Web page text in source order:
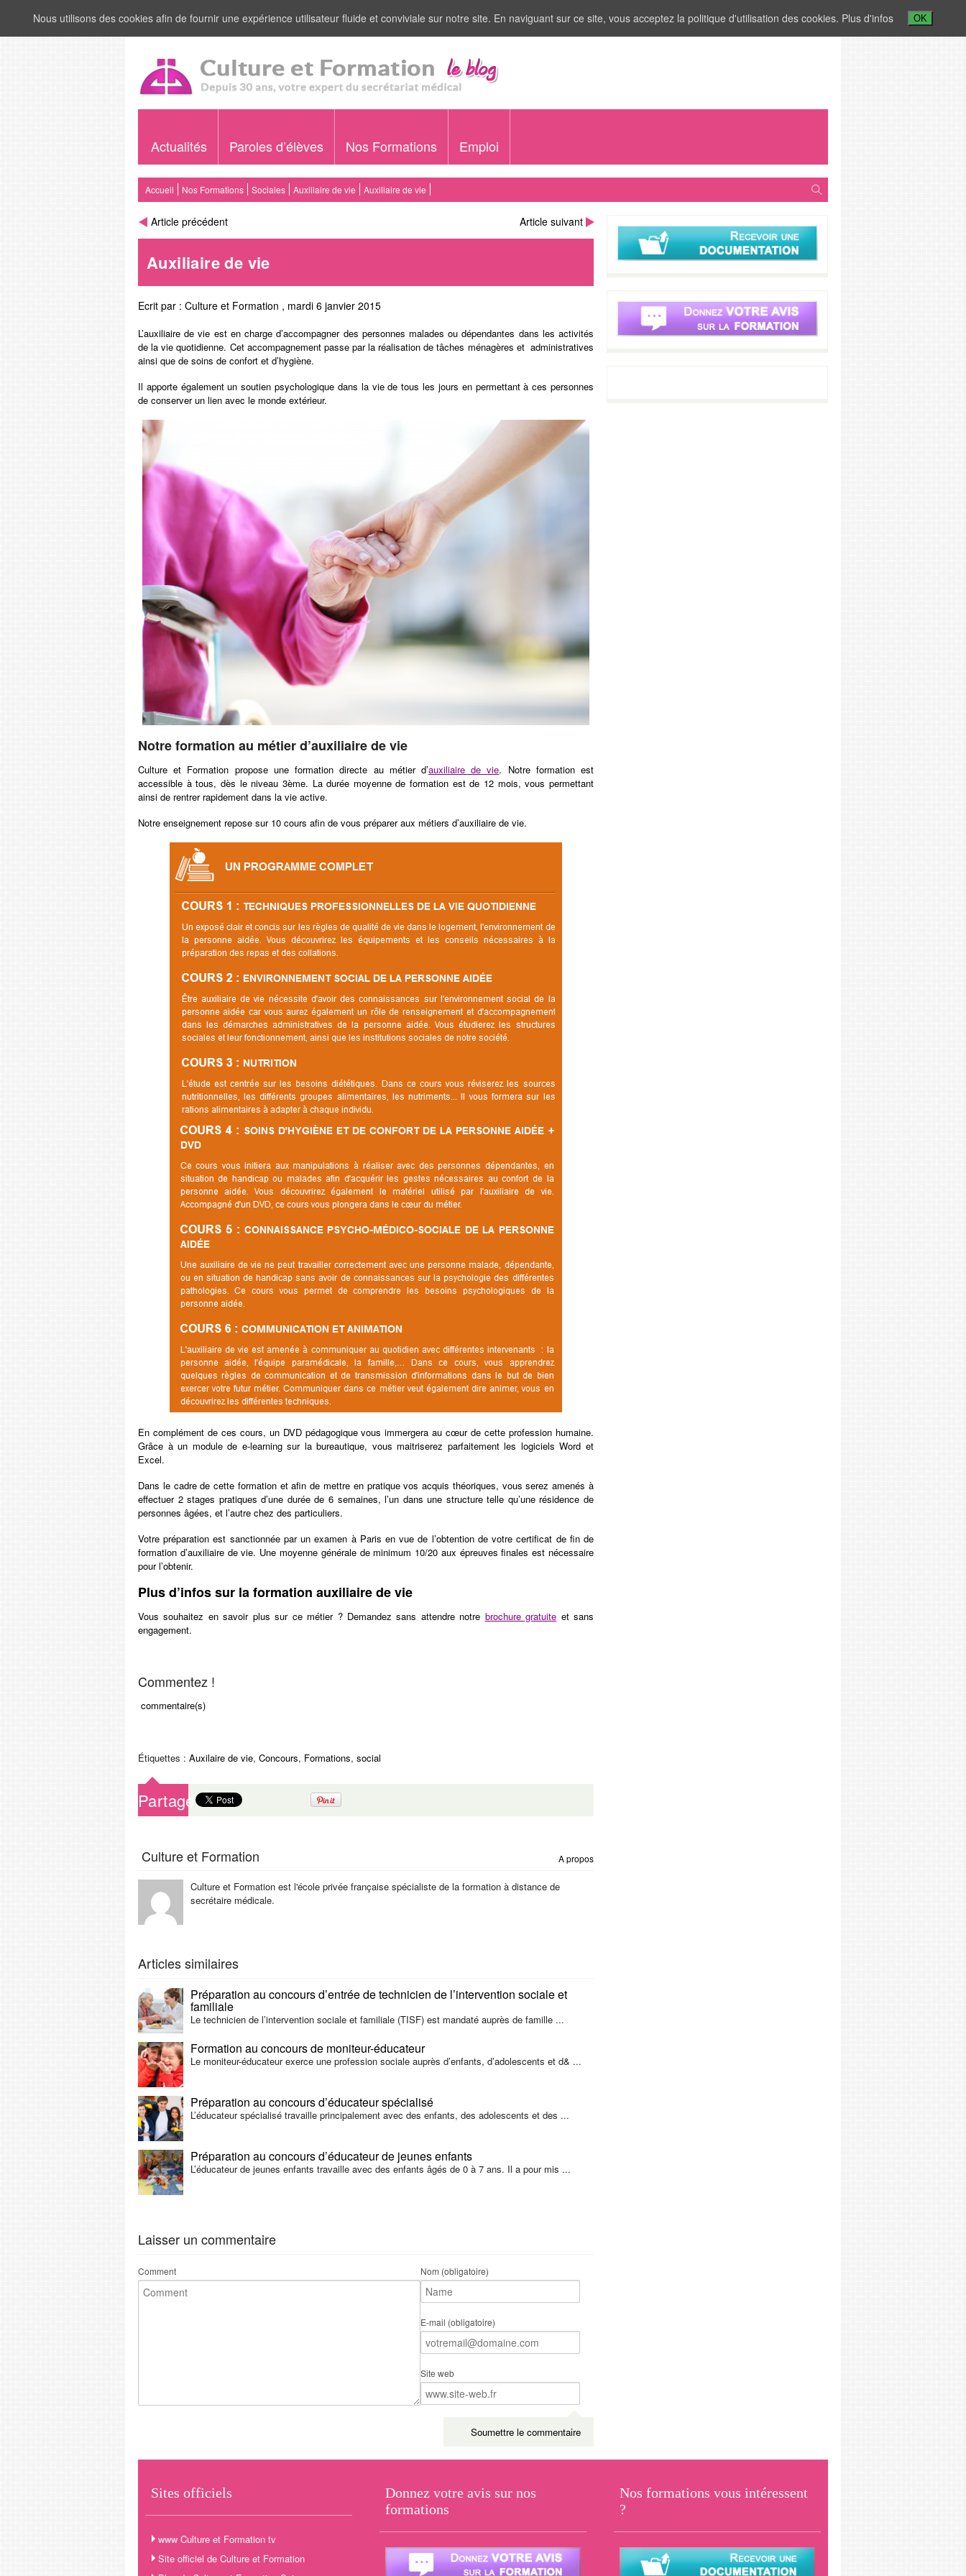
Actualités Paroles d’élèves Nos Formations Emploi
Accueil Nos Formations Sociales Auxiliaire de vie Auxiliaire de vie
Article précédent Article suivant
Auxiliaire de vie
Ecrit par : Culture et Formation , mardi 6 janvier 2015
L’auxiliaire de vie est en charge d’accompagner des personnes malades ou dépendantes dans les activités
de la vie quotidienne. Cet accompagnement passe par la réalisation de tâches ménagères et administratives
ainsi que de soins de confort et d’hygiène.
Il apporte également un soutien psychologique dans la vie de tous les jours en permettant à ces personnes
de conserver un lien avec le monde extérieur.
Notre formation au métier d’auxiliaire de vie
Culture et Formation propose une formation directe au métier d’auxiliaire de vie. Notre formation est
accessible à tous, dès le niveau 3ème. La durée moyenne de formation est de 12 mois, vous permettant
ainsi de rentrer rapidement dans la vie active.
Notre enseignement repose sur 10 cours afin de vous préparer aux métiers d’auxiliaire de vie.
En complément de ces cours, un DVD pédagogique vous immergera au cœur de cette profession humaine.
Grâce à un module de e-learning sur la bureautique, vous maitriserez parfaitement les logiciels Word et
Excel.
Dans le cadre de cette formation et afin de mettre en pratique vos acquis théoriques, vous serez amenés à
effectuer 2 stages pratiques d’une durée de 6 semaines, l’un dans une structure telle qu’une résidence de
personnes âgées, et l’autre chez des particuliers.
Votre préparation est sanctionnée par un examen à Paris en vue de l’obtention de votre certificat de fin de
formation d’auxiliaire de vie. Une moyenne générale de minimum 10/20 aux épreuves finales est nécessaire
pour l’obtenir.
Plus d’infos sur la formation auxiliaire de vie
Vous souhaitez en savoir plus sur ce métier ? Demandez sans attendre notre brochure gratuite et sans
engagement.
Commentez !
commentaire(s)
Étiquettes : Auxilaire de vie, Concours, Formations, social
Partagez
Culture et Formation A propos
Culture et Formation est l'école privée française spécialiste de la formation à distance de
secrétaire médicale.
Articles similaires
Préparation au concours d’entrée de technicien de l’intervention sociale et
familiale
Le technicien de l’intervention sociale et familiale (TISF) est mandaté auprès de famille ...
Formation au concours de moniteur-éducateur
Le moniteur-éducateur exerce une profession sociale auprès d’enfants, d’adolescents et d& ...
Préparation au concours d’éducateur spécialisé
L’éducateur spécialisé travaille principalement avec des enfants, des adolescents et des ...
Préparation au concours d’éducateur de jeunes enfants
L’éducateur de jeunes enfants travaille avec des enfants âgés de 0 à 7 ans. Il a pour mis ...
Laisser un commentaire
Comment Nom (obligatoire)
E-mail (obligatoire)
Site web
Sites officiels
www Culture et Formation tv
Site officiel de Culture et Formation
Donnez votre avis sur nos
formations
Nos formations vous intéressent
?
Nous utilisons des cookies afin de fournir une expérience utilisateur fluide et conviviale sur notre site. En naviguant sur ce site, vous acceptez la politique d'utilisation des cookies. Plus d'infos OK